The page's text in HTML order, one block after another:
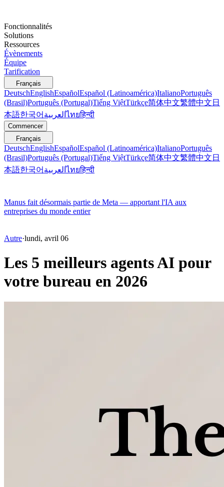
Fonctionnalités
Solutions
Ressources
Évènements
Équipe
Tarification
Français
DeutschEnglishEspañolEspañol (Latinoamérica)ItalianoPortuguês
(Brasil)Português (Portugal)Tiếng ViệtTürkçe简体中文繁體中文 日
本語한국어 العربيةไทยहिन्दी
Commencer
Français
DeutschEnglishEspañolEspañol (Latinoamérica)ItalianoPortuguês
(Brasil)Português (Portugal)Tiếng ViệtTürkçe简体中文繁體中文 日
本語한국어 العربيةไทยहिन्दी
Manus fait désormais partie de Meta — apportant l'IA aux
entreprises du monde entier
Autre·lundi, avril 06
Les 5 meilleurs agents AI pour
votre bureau en 2026